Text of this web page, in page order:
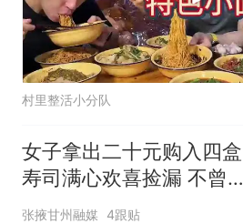
村里整活小分队
女子拿出二十元购入四盒
寿司满心欢喜捡漏 不曾想
遇上坑人套路网友：世道
张掖甘州融媒 4跟贴